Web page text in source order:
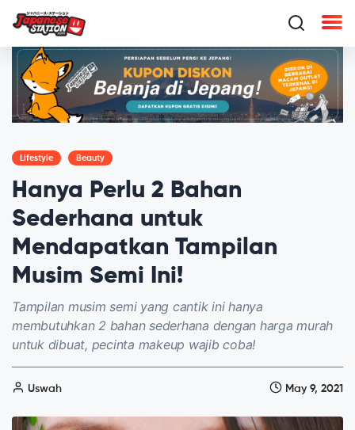
Lifestyle Beauty
Hanya Perlu 2 Bahan
Sederhana untuk
Mendapatkan Tampilan
Musim Semi Ini!
Tampilan musim semi yang cantik ini hanya
membutuhkan 2 bahan sederhana dengan harga murah
untuk dibuat, pecinta makeup wajib coba!
Uswah May 9, 2021